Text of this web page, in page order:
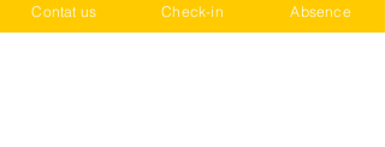
Contat us Check-in Absence